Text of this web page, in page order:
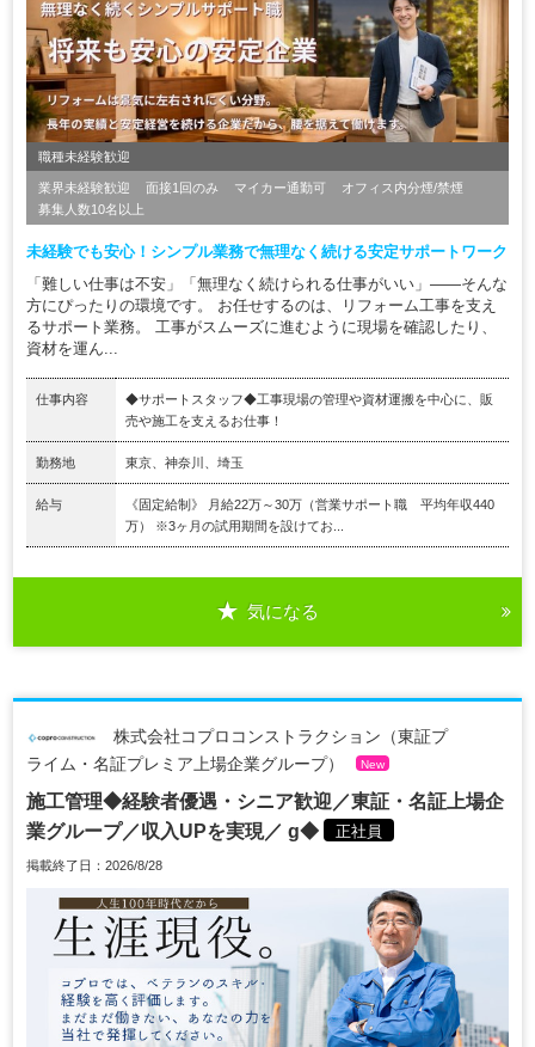
職種未経験歓迎
業界未経験歓迎 面接1回のみ マイカー通勤可
オフィス内分煙/禁煙
募集人数10名以上
未経験でも安心！シンプル業務で無理なく続ける安定サポートワーク
「難しい仕事は不安」「無理なく続けられる仕事がいい」——そんな
方にぴったりの環境です。 お任せするのは、リフォーム工事を支え
るサポート業務。 工事がスムーズに進むように現場を確認したり、
資材を運ん...
仕事内容
◆サポートスタッフ◆工事現場の管理や資材運搬を中⼼に、販
売や施⼯を⽀えるお仕事！
勤務地 東京、神奈川、埼玉
給与
《固定給制》 月給22万～30万（営業サポート職 平均年収440
万） ※3ヶ⽉の試⽤期間を設けてお...
気になる
株式会社コプロコンストラクション（東証プ
ライム・名証プレミア上場企業グループ）
New
施工管理◆経験者優遇・シニア歓迎／東証・名証上場企
業グループ／収入UPを実現／ g◆
正社員
掲載終了日：2026/8/28